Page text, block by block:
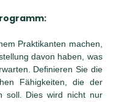
Praktikanten machen,
davon haben, was
Definieren Sie die
Fähigkeiten, die der
soll. Dies wird nicht nur